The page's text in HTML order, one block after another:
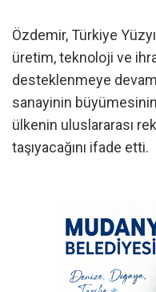
Özdemir, Türkiye
üretim, teknoloji ve
desteklenmeye
sanayinin
ülkenin uluslararası
taşıyacağını ifade etti.